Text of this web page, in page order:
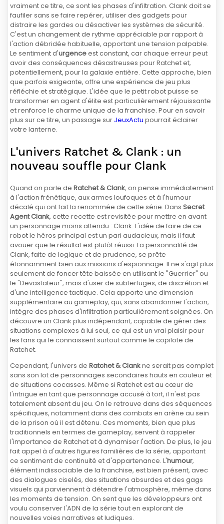
vraiment ce titre, ce sont les phases d'infiltration. Clank doit se
faufiler sans se faire repérer, utiliser des gadgets pour
distraire les gardes ou désactiver les systèmes de sécurité.
C'est un changement de rythme appréciable par rapport à
l'action débridée habituelle, apportant une tension palpable.
Le sentiment d'urgenceest constant, car chaque erreur peut
avoir des conséquences désastreuses pour Ratchet et,
potentiellement, pour la galaxie entière. Cette approche, bien
que parfois exigeante, offre une expérience de jeu plus
réfléchie et stratégique. L'idée que le petit robot puisse se
transformer en agent d'élite est particulièrement réjouissante
et renforce le charme unique de la franchise. Pour en savoir
plus sur ce titre, un passage sur JeuxActu pourrait éclairer
votre lanterne.
L'univers Ratchet & Clank : un
nouveau souffle pour Clank
Quand on parle de Ratchet & Clank, on pense immédiatement
à l'action frénétique, aux armes loufoques et à l'humour
décalé qui ont fait la renommée de cette série. Dans Secret
Agent Clank, cette recette est revisitée pour mettre en avant
un personnage moins attendu : Clank. L'idée de faire de ce
robot le héros principal est un pari audacieux, mais il faut
avouer que le résultat est plutôt réussi. La personnalité de
Clank, faite de logique et de prudence, se prête
étonnamment bien aux missions d'espionnage. Il ne s'agit plus
seulement de foncer tête baissée en utilisant le "Guerrier" ou
le "Devastateur", mais d'user de subterfuges, de discrétion et
d'une intelligence tactique. Cela apporte une dimension
supplémentaire au gameplay, qui, sans abandonner l'action,
intègre des phases d'infiltration particulièrement soignées. On
découvre un Clank plus indépendant, capable de gérer des
situations complexes à lui seul, ce qui est un vrai plaisir pour
les fans qui le connaissent surtout comme le copilote de
Ratchet.
Cependant, l'univers de Ratchet & Clankne serait pas complet
sans son lot de personnages secondaires hauts en couleur et
de situations cocasses. Même si Ratchet est au cœur de
l'intrigue en tant que personnage accusé à tort, il n'est pas
totalement absent du jeu. On le retrouve dans des séquences
spécifiques, notamment dans des combats en arène au sein
de la prison où il est détenu. Ces moments, bien que plus
traditionnels en termes de gameplay, servent à rappeler
l'importance de Ratchet et à dynamiser l'action. De plus, le jeu
fait appel à d'autres figures familières de la série, apportant
ce sentiment de continuité et d'appartenance. L'humour,
élément indissociable de la franchise, est bien présent, avec
des dialogues ciselés, des situations absurdes et des gags
visuels qui parviennent à détendre l'atmosphère, même dans
les moments de tension. On sent que les développeurs ont
voulu conserver l'ADN de la série tout en explorant de
nouvelles voies narratives et ludiques.